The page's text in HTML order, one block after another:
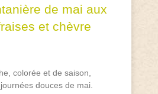
de mai aux
et chèvre
colorée et de saison,
douces de mai.